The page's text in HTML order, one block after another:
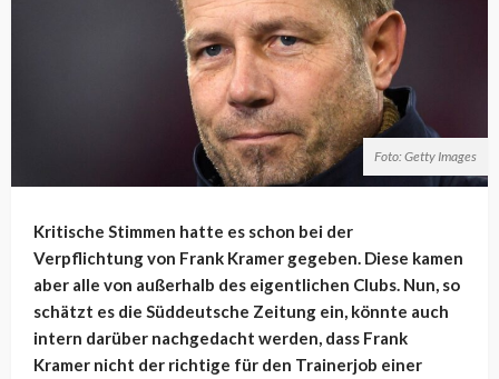
Foto: Getty Images
Kritische Stimmen hatte es schon bei der
Verpflichtung von Frank Kramer gegeben. Diese kamen
aber alle von außerhalb des eigentlichen Clubs. Nun, so
schätzt es die Süddeutsche Zeitung ein, könnte auch
intern darüber nachgedacht werden, dass Frank
Kramer nicht der richtige für den Trainerjob einer